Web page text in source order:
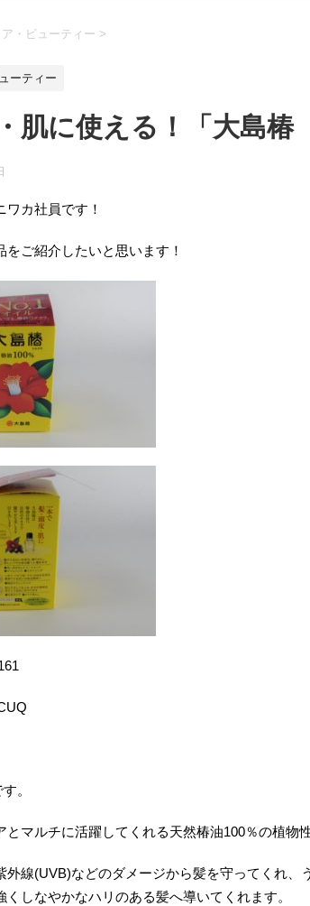
ア・ビューティー >
ーティー
肌に使える！「大島椿
ワカ社員です！
ご紹介したいと思います！
。
とマルチに活躍してくれる天然椿油100％の植物
外線(UVB)などのダメージから髪を守ってくれ、
しなやかなハリのある髪へ導いてくれます。